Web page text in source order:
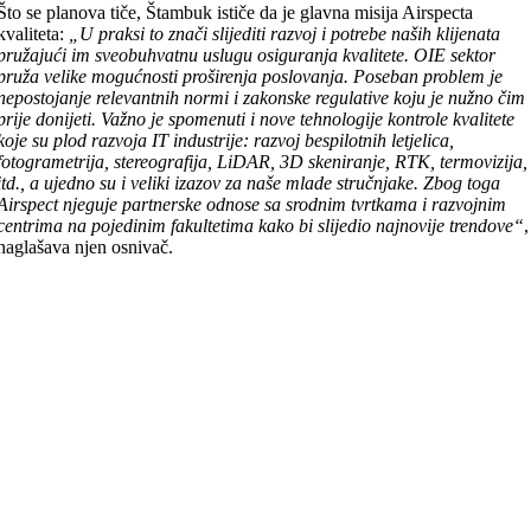
se planova tiče, Štambuk ističe da je glavna misija Airspecta
„U praksi to znači slijediti razvoj i potrebe naših klijenata
im sveobuhvatnu uslugu osiguranja kvalitete. OIE sektor
velike mogućnosti proširenja poslovanja. Poseban problem je
relevantnih normi i zakonske regulative koju je nužno čim
donijeti. Važno je spomenuti i nove tehnologije kontrole kvalitete
su plod razvoja IT industrije: razvoj bespilotnih letjelica,
stereografija, LiDAR, 3D skeniranje, RTK, termovizija,
a ujedno su i veliki izazov za naše mlade stručnjake. Zbog toga
njeguje partnerske odnose sa srodnim tvrtkama i razvojnim
na pojedinim fakultetima kako bi slijedio najnovije trendove“,
njen osnivač.